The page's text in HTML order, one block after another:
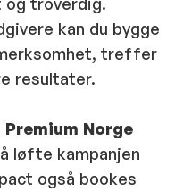
kan du bygge
treffer
resultater.
Norge
løfte kampanjen
også bookes